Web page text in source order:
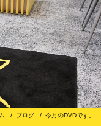
ブログ 今月のDVDです。